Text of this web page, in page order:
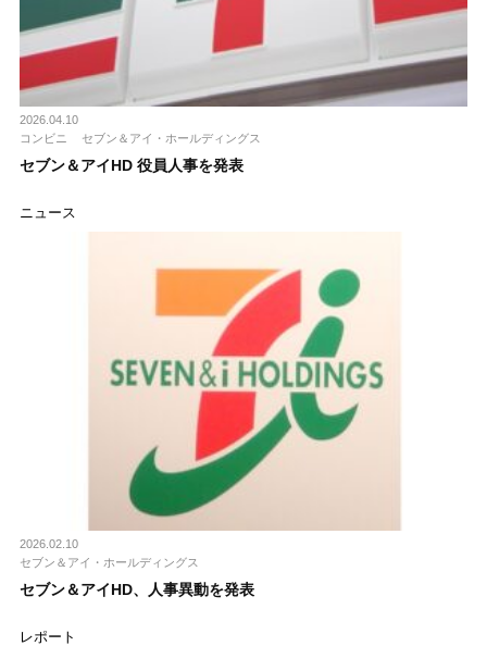
2026.04.10
コンビニ
セブン＆アイ・ホールディングス
セブン＆アイHD 役員人事を発表
ニュース
2026.02.10
セブン＆アイ・ホールディングス
セブン＆アイHD、人事異動を発表
レポート